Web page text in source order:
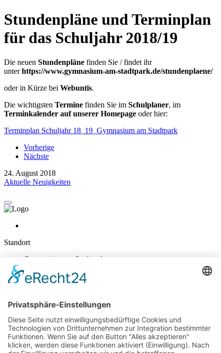
Stundenpläne und Terminplan
für das Schuljahr 2018/19
Die neuen Stundenpläne finden Sie / findet ihr
unterhttps://www.gymnasium-am-stadtpark.de/stundenplaene/
oder in Kürze bei Webuntis.
Die wichtigsten Termine finden Sie im Schulplaner, im
Terminkalender auf unserer Homepage oder hier:
Terminplan Schuljahr 18_19_Gymnasium am Stadtpark
Vorherige
Nächste
24. August 2018
Aktuelle Neuigkeiten
Standort
Gymnasium am Stadtpark
47829 Krefeld
02151 - 362040
Sekretariat
Mo-Do: 7:45 – 14:30 Uhr